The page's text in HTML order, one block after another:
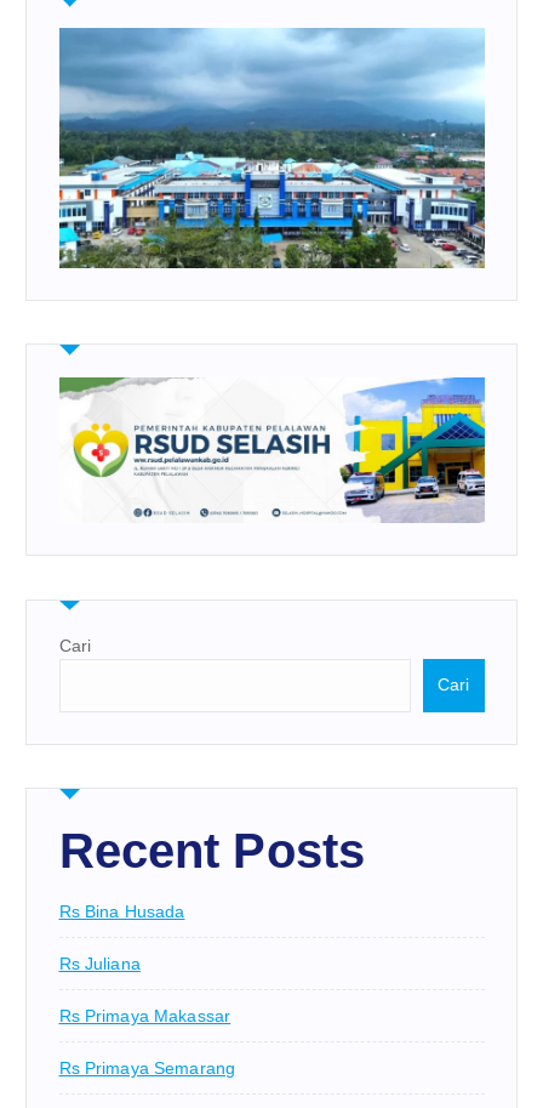
Cari
Cari
Recent Posts
Rs Bina Husada
Rs Juliana
Rs Primaya Makassar
Rs Primaya Semarang